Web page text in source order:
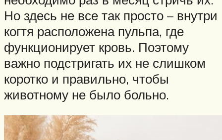
Но здесь не все так просто – внутри
когтя расположена пульпа, где
функционирует кровь. Поэтому
важно подстригать их не слишком
коротко и правильно, чтобы
животному не было больно.